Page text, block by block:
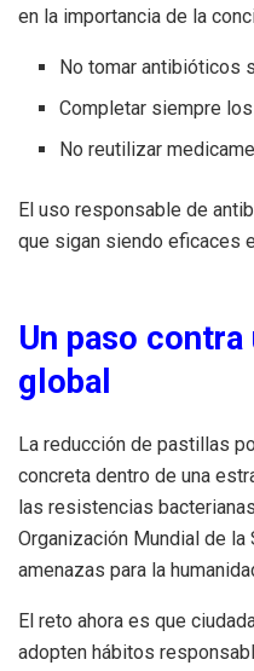
en la importancia de la
No tomar antibióticos
Completar siempre
No reutilizar
El uso responsable de
que sigan siendo eficaces
Un paso contra
global
La reducción de pastillas
concreta dentro de una
las resistencias
Organización Mundial de
amenazas para la
El reto ahora es que
adopten hábitos